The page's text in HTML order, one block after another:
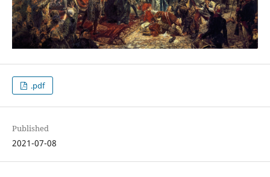
.pdf
Published
2021-07-08